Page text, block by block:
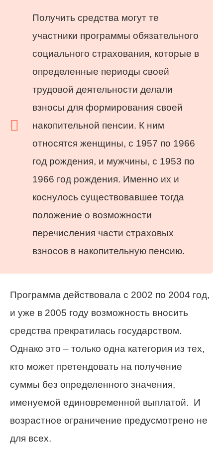
Получить средства могут те
участники программы обязательного
социального страхования, которые в
определенные периоды своей
трудовой деятельности делали
взносы для формирования своей
накопительной пенсии. К ним
относятся женщины, с 1957 по 1966
год рождения, и мужчины, с 1953 по
1966 год рождения. Именно их и
коснулось существовавшее тогда
положение о возможности
перечисления части страховых
взносов в накопительную пенсию.
Программа действовала с 2002 по 2004 год,
и уже в 2005 году возможность вносить
средства прекратилась государством.
Однако это – только одна категория из тех,
кто может претендовать на получение
суммы без определенного значения,
именуемой единовременной выплатой. И
возрастное ограничение предусмотрено не
для всех.